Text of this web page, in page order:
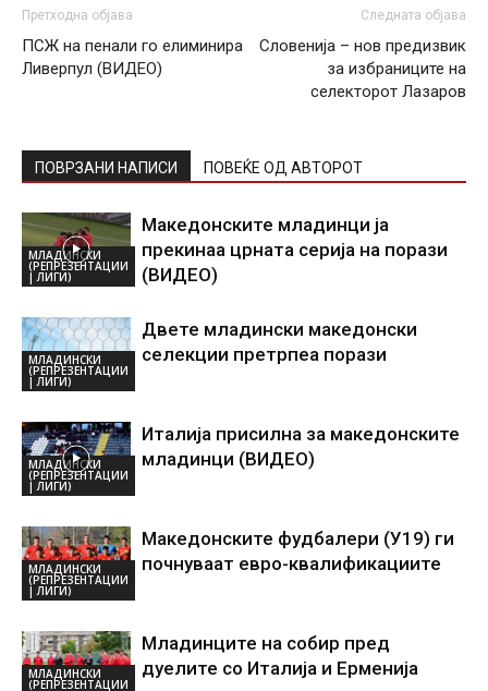
Претходна објава
ПСЖ на пенали го елиминира
Ливерпул (ВИДЕО)
Следната објава
Словенија – нов предизвик
за избраниците на
селекторот Лазаров
ПОВРЗАНИ НАПИСИ ПОВЕЌЕ ОД АВТОРОТ
МЛАДИНСКИ
(РЕПРЕЗЕНТАЦИИ
| ЛИГИ)
Македонските младинци ја
прекинаа црната серија на порази
(ВИДЕО)
МЛАДИНСКИ
(РЕПРЕЗЕНТАЦИИ
| ЛИГИ)
Двете младински македонски
селекции претрпеа порази
МЛАДИНСКИ
(РЕПРЕЗЕНТАЦИИ
| ЛИГИ)
Италија присилна за македонските
младинци (ВИДЕО)
МЛАДИНСКИ
(РЕПРЕЗЕНТАЦИИ
| ЛИГИ)
Македонските фудбалери (У19) ги
почнуваат евро-квалификациите
МЛАДИНСКИ
(РЕПРЕЗЕНТАЦИИ
Младинците на собир пред
дуелите со Италија и Ерменија